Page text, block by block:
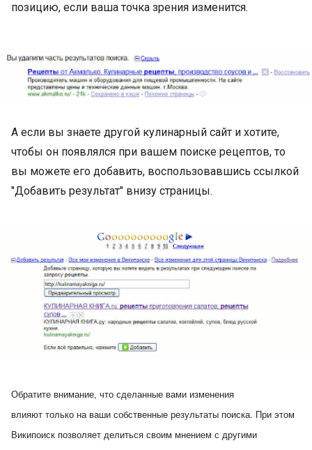
позицию, если ваша точка зрения изменится.
А если вы знаете другой кулинарный сайт и хотите,
чтобы он появлялся при вашем поиске рецептов, то
вы можете его добавить, воспользовавшись ссылкой
"Добавить результат" внизу страницы.
Обратите внимание, что сделанные вами изменения
влияют только на ваши собственные результаты поиска. При этом
Википоиск позволяет делиться своим мнением с другими